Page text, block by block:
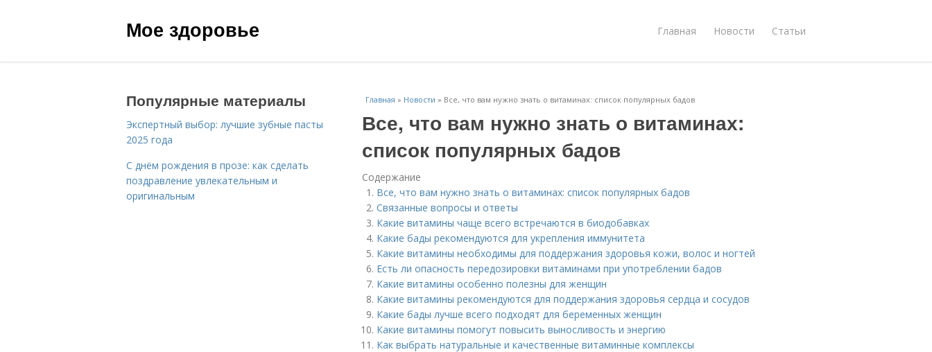
Мое здоровье Главная Новости Статьи
Главная » Новости » Все, что вам нужно знать о витаминах: список популярных бадов
Все, что вам нужно знать о витаминах:
список популярных бадов
Содержание
Все, что вам нужно знать о витаминах: список популярных бадов
Связанные вопросы и ответы
Какие витамины чаще всего встречаются в биодобавках
Какие бады рекомендуются для укрепления иммунитета
Какие витамины необходимы для поддержания здоровья кожи, волос и ногтей
Есть ли опасность передозировки витаминами при употреблении бадов
Какие витамины особенно полезны для женщин
Какие витамины рекомендуются для поддержания здоровья сердца и сосудов
Какие бады лучше всего подходят для беременных женщин
Какие витамины помогут повысить выносливость и энергию
Как выбрать натуральные и качественные витаминные комплексы
Популярные материалы
Экспертный выбор: лучшие зубные пасты
2025 года
С днём рождения в прозе: как сделать
поздравление увлекательным и
оригинальным